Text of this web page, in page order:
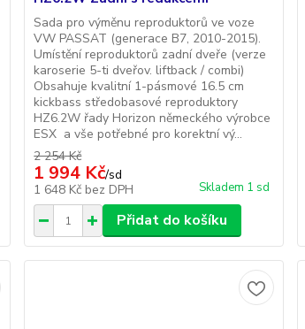
Sada pro výměnu reproduktorů ve voze
VW PASSAT (generace B7, 2010-2015).
Umístění reproduktorů zadní dveře (verze
karoserie 5-ti dveřov. liftback / combi)
Obsahuje kvalitní 1-pásmové 16.5 cm
kickbass středobasové reproduktory
HZ6.2W řady Horizon německého výrobce
ESX a vše potřebné pro korektní vý...
2 254 Kč
1 994 Kč/sd
1 648 Kč bez DPH Skladem 1 sd
Přidat do košíku